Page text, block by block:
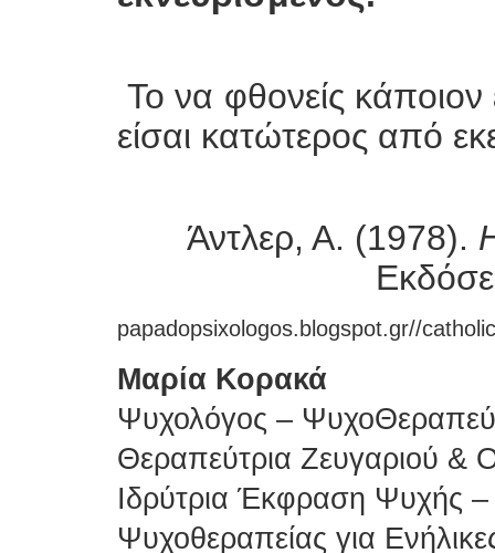
Το να φθονείς κάποιον
είσαι κατώτερος από
Άντλερ, Α. (1978).
papadopsixologos.blogspot.gr//
Μαρία Κορακά
Ψυχολόγος –
Θεραπεύτρια Ζευγαριού &
Ιδρύτρια Έκφραση Ψυχής
Ψυχοθεραπείας για